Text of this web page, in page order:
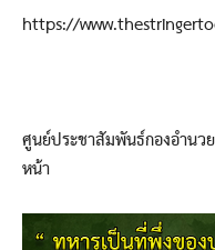
https://
ศูนย์ประชาสัมพันธ์กองอำนว
หน้า